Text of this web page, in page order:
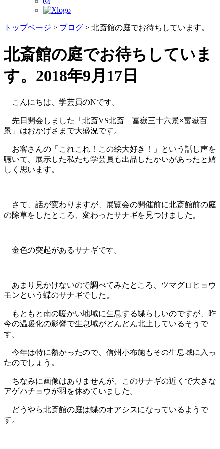
トップページ > ブログ > 北斎館の庭でお待ちしています。
北斎館の庭でお待ちしていま
す。 2018年9月17日
こんにちは、学芸員のNです。
先日開会しました「北斎VS北斎 冨嶽三十六景×富嶽百
景」はおかげさまで大盛況です。
お客さんの「これこれ！この絵大好き！」という話し声を
聴いて、展示した私たち学芸員も出品したかいがあったと嬉
しく思います。
さて、話が変わりますが、展覧会の開催前に北斎館前の庭
の除草をしたところ、変わったサナギを見つけました。
金色の突起があるサナギです。
あまり見かけないので調べてみたところ、ツマグロヒョウ
モンという蝶のサナギでした。
もともと南の暖かい地域に生息する蝶らしいのですが、昨
今の温暖化の影響で生息域がどんどん北上しているそうで
す。
今年は特に熱かったので、信州小布施もその生息域に入っ
たのでしょう。
ちなみに画像はありませんが、このサナギの近くで大きな
アゲハチョウが羽を休めていました。
どうやら北斎館の庭は蝶のオアシスになっているようで
す。